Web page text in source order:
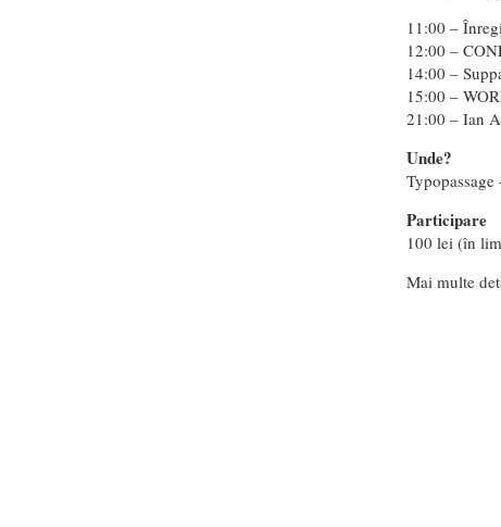
11:00 –
12:00 –
14:00 –
15:00 –
21:00 – Ian
Unde?
Participare
100 lei (în
Mai multe